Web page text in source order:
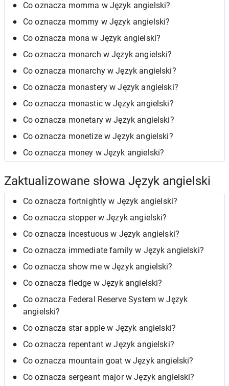
Co oznacza momma w Język angielski?
Co oznacza mommy w Język angielski?
Co oznacza mona w Język angielski?
Co oznacza monarch w Język angielski?
Co oznacza monarchy w Język angielski?
Co oznacza monastery w Język angielski?
Co oznacza monastic w Język angielski?
Co oznacza monetary w Język angielski?
Co oznacza monetize w Język angielski?
Co oznacza money w Język angielski?
Zaktualizowane słowa Język angielski
Co oznacza fortnightly w Język angielski?
Co oznacza stopper w Język angielski?
Co oznacza incestuous w Język angielski?
Co oznacza immediate family w Język angielski?
Co oznacza show me w Język angielski?
Co oznacza fledge w Język angielski?
Co oznacza Federal Reserve System w Język
angielski?
Co oznacza star apple w Język angielski?
Co oznacza repentant w Język angielski?
Co oznacza mountain goat w Język angielski?
Co oznacza sergeant major w Język angielski?